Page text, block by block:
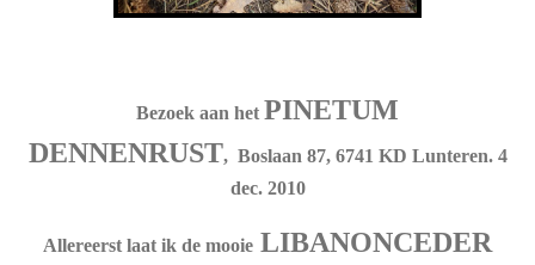
Bezoek aan het PINETUM
DENNENRUST, Boslaan 87, 6741 KD Lunteren. 4
dec. 2010
Allereerst laat ik de mooie LIBANONCEDER